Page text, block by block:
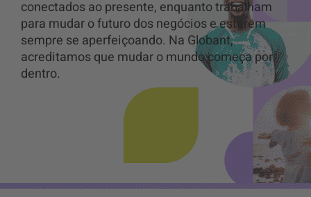
conectados ao presente, enquanto trabalham
para mudar o futuro dos negócios e estarem
sempre se aperfeiçoando. Na Globant,
acreditamos que mudar o mundo começa por
dentro.